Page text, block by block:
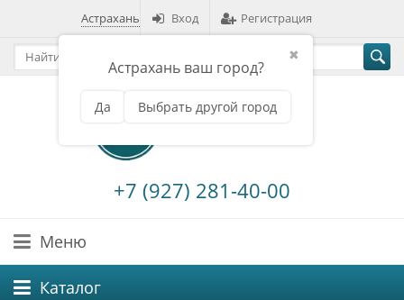
Астрахань
✖
Астрахань ваш город?
Да Выбрать другой город
Вход Регистрация
+7 (927) 281-40-00
Меню
Каталог